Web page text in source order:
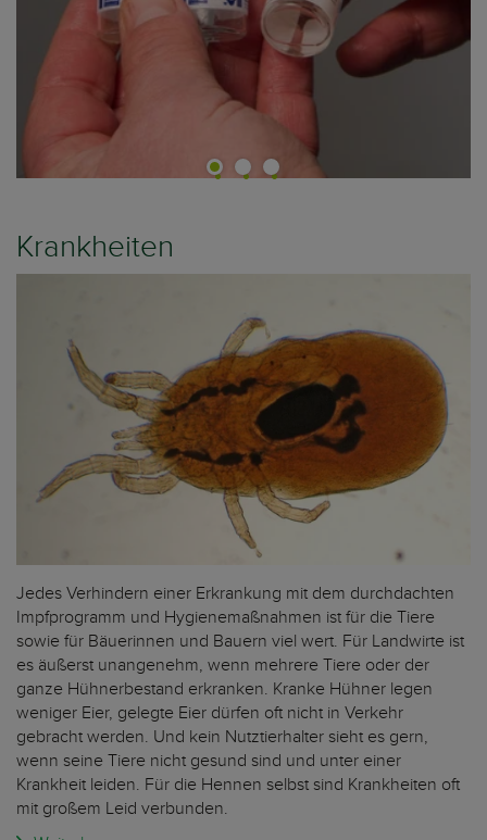
Krankheiten
Jedes Verhindern einer Erkrankung mit dem durchdachten
Impfprogramm und Hygienemaßnahmen ist für die Tiere
sowie für Bäuerinnen und Bauern viel wert. Für Landwirte ist
es äußerst unangenehm, wenn mehrere Tiere oder der
ganze Hühnerbestand erkranken. Kranke Hühner legen
weniger Eier, gelegte Eier dürfen oft nicht in Verkehr
gebracht werden. Und kein Nutztierhalter sieht es gern,
wenn seine Tiere nicht gesund sind und unter einer
Krankheit leiden. Für die Hennen selbst sind Krankheiten oft
mit großem Leid verbunden.